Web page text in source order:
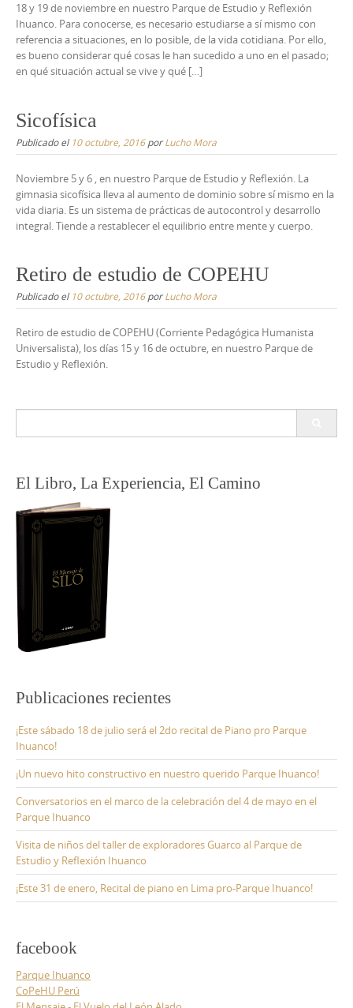
18 y 19 de noviembre en nuestro Parque de Estudio y Reflexión
Ihuanco. Para conocerse, es necesario estudiarse a sí mismo con
referencia a situaciones, en lo posible, de la vida cotidiana. Por ello,
es bueno considerar qué cosas le han sucedido a uno en el pasado;
en qué situación actual se vive y qué […]
Sicofísica
Publicado el 10 octubre, 2016porLucho Mora
Noviembre 5 y 6 , en nuestro Parque de Estudio y Reflexión. La
gimnasia sicofísica lleva al aumento de dominio sobre sí mismo en la
vida diaria. Es un sistema de prácticas de autocontrol y desarrollo
integral. Tiende a restablecer el equilibrio entre mente y cuerpo.
Retiro de estudio de COPEHU
Publicado el 10 octubre, 2016porLucho Mora
Retiro de estudio de COPEHU (Corriente Pedagógica Humanista
Universalista), los días 15 y 16 de octubre, en nuestro Parque de
Estudio y Reflexión.
El Libro, La Experiencia, El Camino
Publicaciones recientes
¡Este sábado 18 de julio será el 2do recital de Piano pro Parque
Ihuanco!
¡Un nuevo hito constructivo en nuestro querido Parque Ihuanco!
Conversatorios en el marco de la celebración del 4 de mayo en el
Parque Ihuanco
Visita de niños del taller de exploradores Guarco al Parque de
Estudio y Reflexión Ihuanco
¡Este 31 de enero, Recital de piano en Lima pro-Parque Ihuanco!
facebook
Parque Ihuanco
CoPeHU Perú